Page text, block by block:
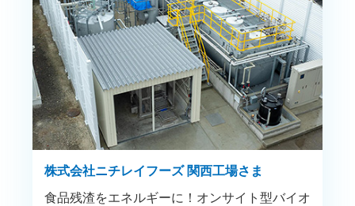
株式会社ニチレイフーズ 関西工場さま
食品残渣をエネルギーに！オンサイト型バイオ